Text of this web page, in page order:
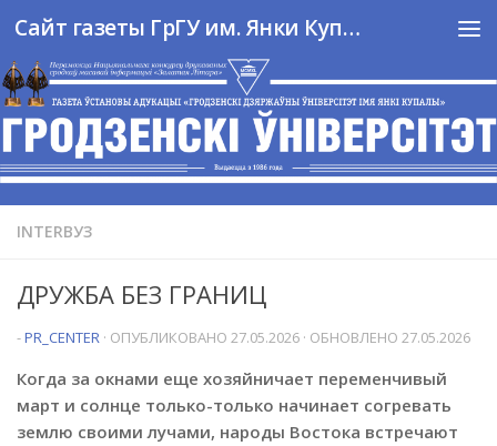
Перейти к содержимому Сайт газеты ГрГУ им. Янки Купалы
INTERВУЗ
ДРУЖБА БЕЗ ГРАНИЦ
-PR_CENTER · ОПУБЛИКОВАНО 27.05.2026 · ОБНОВЛЕНО 27.05.2026
Когда за окнами еще хозяйничает переменчивый
март и солнце только-только начинает согревать
землю своими лучами, народы Востока встречают